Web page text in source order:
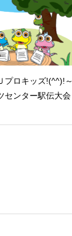
プロキッズ!(^^)!～
センター駅伝大会